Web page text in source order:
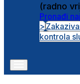
(radno
Pronađi
>
kontrola